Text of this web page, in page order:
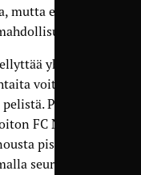
mutta edelleen
yhtä
voittoja
PaiHa
FC Nokiasta,
pisteen
seuraavalla